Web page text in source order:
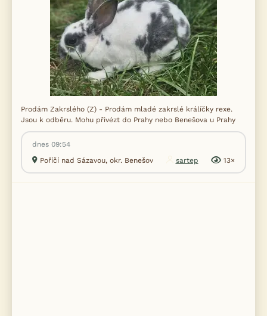
Prodám Zakrslého (Z) - Prodám mladé zakrslé králíčky rexe.
Jsou k odběru. Mohu přivézt do Prahy nebo Benešova u Prahy
dnes 09:54
Poříčí nad Sázavou, okr. Benešov
sartep 13×